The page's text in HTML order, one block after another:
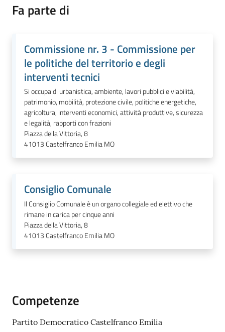
Fa parte di
Commissione nr. 3 - Commissione per
le politiche del territorio e degli
interventi tecnici
Si occupa di urbanistica, ambiente, lavori pubblici e viabilità,
patrimonio, mobilità, protezione civile, politiche energetiche,
agricoltura, interventi economici, attività produttive, sicurezza
e legalità, rapporti con frazioni
Piazza della Vittoria, 8
41013Castelfranco Emilia MO
Consiglio Comunale
Il Consiglio Comunale è un organo collegiale ed elettivo che
rimane in carica per cinque anni
Piazza della Vittoria, 8
41013Castelfranco Emilia MO
Competenze
Partito Democratico Castelfranco Emilia